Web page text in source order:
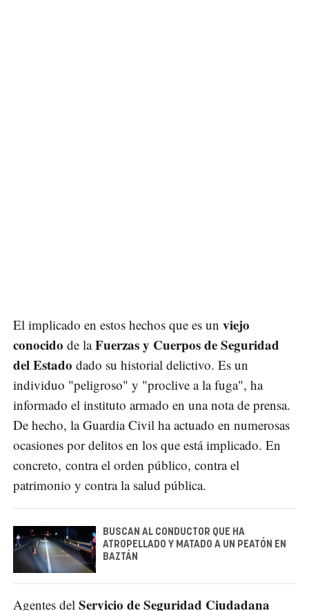
El implicado en estos hechos que es un viejo
conocido de laFuerzas y Cuerpos de Seguridad
del Estado dado su historial delictivo. Es un
individuo "peligroso" y "proclive a la fuga", ha
informado el instituto armado en una nota de prensa.
De hecho, la Guardia Civil ha actuado en numerosas
ocasiones por delitos en los que está implicado. En
concreto, contra el orden público, contra el
patrimonio y contra la salud pública.
BUSCAN AL CONDUCTOR QUE HA
ATROPELLADO Y MATADO A UN PEATÓN EN
BAZTÁN
Agentes del Servicio de Seguridad Ciudadana